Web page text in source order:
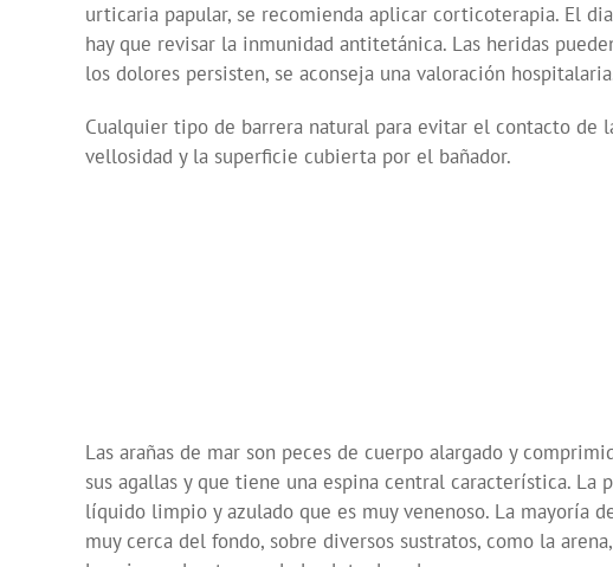
urticaria papular, se recomienda aplicar corticoterapia. El
hay que revisar la inmunidad antitetánica. Las heridas
los dolores persisten, se aconseja una valoración
Cualquier tipo de barrera natural para evitar el contacto de
vellosidad y la superficie cubierta por el bañador.
Las arañas de mar son peces de cuerpo alargado y
sus agallas y que tiene una espina central característica. La
líquido limpio y azulado que es muy venenoso. La mayoría
muy cerca del fondo, sobre diversos sustratos, como la